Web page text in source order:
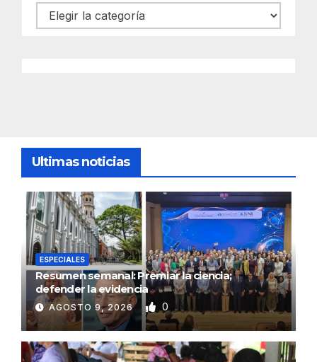
Categorías
Ultimas noticias
ESPECIALES
Resumen semanal: Premiar la ciencia;
defender la evidencia
AGOSTO 9, 2026 0